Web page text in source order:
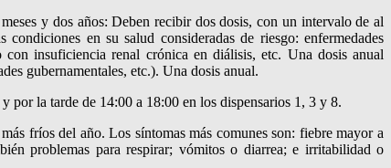
y dos años: Deben recibir dos dosis, con un intervalo de al
en su salud consideradas de riesgo: enfermedades
con insuficiencia renal crónica en diálisis, etc. Una dosis anual
gubernamentales, etc.). Una dosis anual.
por la tarde de 14:00 a 18:00 en los dispensarios 1, 3 y 8.
fríos del año. Los síntomas más comunes son: fiebre mayor a
problemas para respirar; vómitos o diarrea; e irritabilidad o